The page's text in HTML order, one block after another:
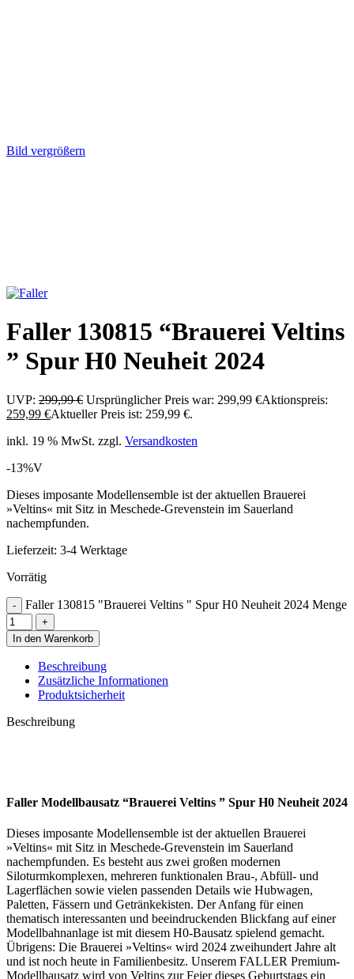
Bild vergrößern
Faller 130815 “Brauerei Veltins
” Spur H0 Neuheit 2024
UVP: 299,99€ Ursprünglicher Preis war: 299,99 €Aktionspreis:
259,99 €Aktueller Preis ist: 259,99 €.
inkl. 19 % MwSt. zzgl. Versandkosten
-13%V
Dieses imposante Modellensemble ist der aktuellen Brauerei
»Veltins« mit Sitz in Meschede-Grevenstein im Sauerland
nachempfunden.
Lieferzeit: 3-4 Werktage
Vorrätig
Faller 130815 "Brauerei Veltins " Spur H0 Neuheit 2024 Menge
In den Warenkorb
Beschreibung
Zusätzliche Informationen
Produktsicherheit
Beschreibung
Faller Modellbausatz “Brauerei Veltins ” Spur H0 Neuheit 2024
Dieses imposante Modellensemble ist der aktuellen Brauerei
»Veltins« mit Sitz in Meschede-Grevenstein im Sauerland
nachempfunden. Es besteht aus zwei großen modernen
Siloturmkomplexen, mehreren funktionalen Brau-, Abfüll- und
Lagerflächen sowie vielen passenden Details wie Hubwagen,
Paletten, Fässern und Getränkekisten. Der Anfang für einen
thematisch interessanten und beeindruckenden Blickfang auf einer
Modellbahnanlage ist mit diesem H0-Bausatz spielend gemacht.
Übrigens: Die Brauerei »Veltins« wird 2024 zweihundert Jahre alt
und ist noch heute in Familienbesitz. Unserem FALLER Premium-
Modellbausatz wird von Veltins zur Feier dieses Geburtstags ein